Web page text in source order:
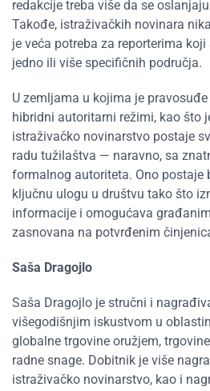
redakcije treba više da se
Takođe, istraživačkih novinara
je veća potreba za reporterima
jedno ili više specifičnih područja.
U zemljama u kojima je
hibridni autoritarni režimi, kao što
istraživačko novinarstvo postaje
radu tužilaštva — naravno, sa
formalnog autoriteta. Ono postaje
ključnu ulogu u društvu tako što
informacije i omogućava
zasnovana na potvrđenim
Saša Dragojlo
Saša Dragojlo je stručni i
višegodišnjim iskustvom u
globalne trgovine oružjem,
radne snage. Dobitnik je više
istraživačko novinarstvo, kao i